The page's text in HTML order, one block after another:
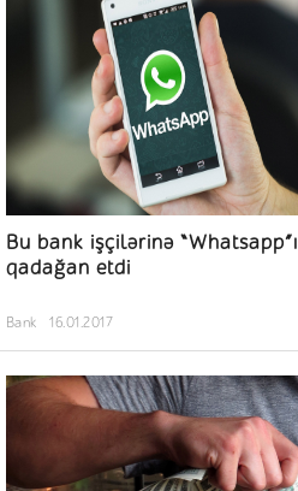
Bu bank işçilərinə “Whatsapp”ı
qadağan etdi
Bank 16.01.2017